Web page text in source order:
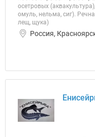
осетровых
омуль, нельма, сиг).
лещ, щука)
Россия,